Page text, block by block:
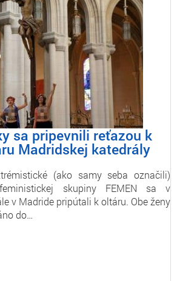
sa pripevnili reťazou k
Madridskej katedrály
(ako samy seba označili)
skupiny FEMEN sa v
v Madride pripútali k oltáru. Obe ženy
do…